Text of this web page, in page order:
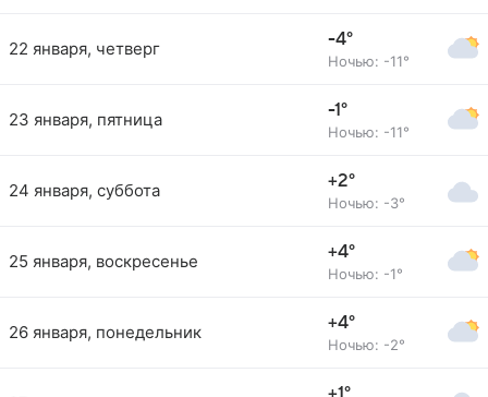
22 января, четверг -4°
Ночью: -11°
23 января, пятница -1°
Ночью: -11°
24 января, суббота +2°
Ночью: -3°
25 января, воскресенье +4°
Ночью: -1°
26 января, понедельник +4°
Ночью: -2°